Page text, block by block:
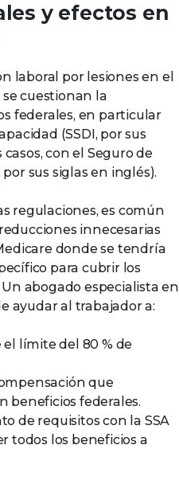
y efectos en
laboral por lesiones en el
cuestionan la
federales, en particular
(SSDI, por sus
con el Seguro de
sus siglas en inglés).
regulaciones, es común
innecesarias
donde se tendría
para cubrir los
abogado especialista en
ayudar al trabajador a:
límite del 80 % de
que
beneficios federales.
de requisitos con la SSA
todos los beneficios a